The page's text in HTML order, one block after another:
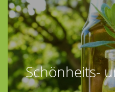
Schönheits-